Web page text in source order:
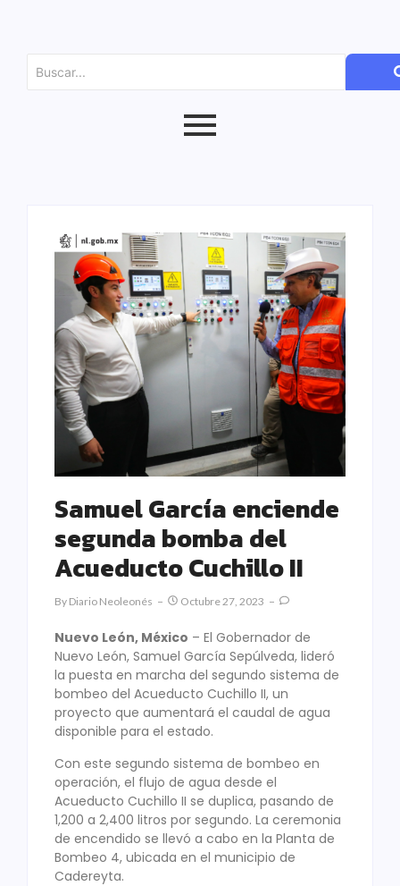
Samuel García enciende
segunda bomba del
Acueducto Cuchillo II
By Diario Neoleonés Octubre 27, 2023
Nuevo León, México – El Gobernador de
Nuevo León, Samuel García Sepúlveda, lideró
la puesta en marcha del segundo sistema de
bombeo del Acueducto Cuchillo II, un
proyecto que aumentará el caudal de agua
disponible para el estado.
Con este segundo sistema de bombeo en
operación, el flujo de agua desde el
Acueducto Cuchillo II se duplica, pasando de
1,200 a 2,400 litros por segundo. La ceremonia
de encendido se llevó a cabo en la Planta de
Bombeo 4, ubicada en el municipio de
Cadereyta.